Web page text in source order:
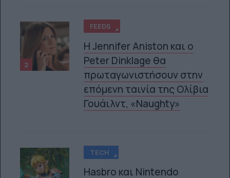
2
FEEDS
Η Jennifer Aniston και ο
Peter Dinklage θα
πρωταγωνιστήσουν στην
επόμενη ταινία της Ολίβια
Γουάιλντ, «Naughty»
TECH
Hasbro και Nintendo